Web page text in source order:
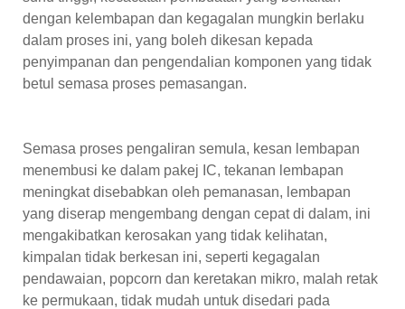
dengan kelembapan dan kegagalan mungkin berlaku
dalam proses ini, yang boleh dikesan kepada
penyimpanan dan pengendalian komponen yang tidak
betul semasa proses pemasangan.
Semasa proses pengaliran semula, kesan lembapan
menembusi ke dalam pakej IC, tekanan lembapan
meningkat disebabkan oleh pemanasan, lembapan
yang diserap mengembang dengan cepat di dalam, ini
mengakibatkan kerosakan yang tidak kelihatan,
kimpalan tidak berkesan ini, seperti kegagalan
pendawaian, popcorn dan keretakan mikro, malah retak
ke permukaan, tidak mudah untuk disedari pada